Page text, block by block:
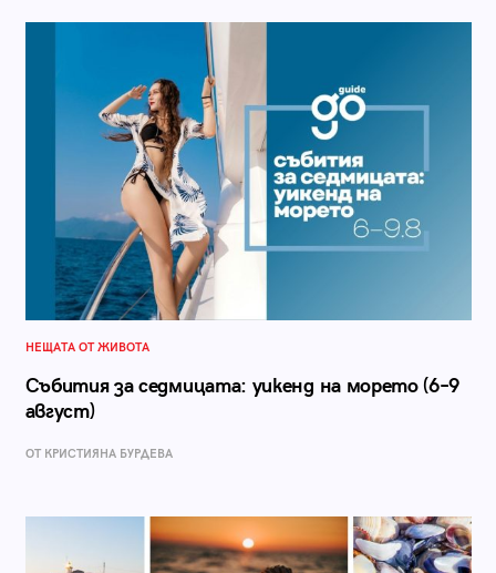
НЕЩАТА ОТ ЖИВОТА
Събития за седмицата: уикенд на морето (6–9
август)
ОТ КРИСТИЯНА БУРДЕВА